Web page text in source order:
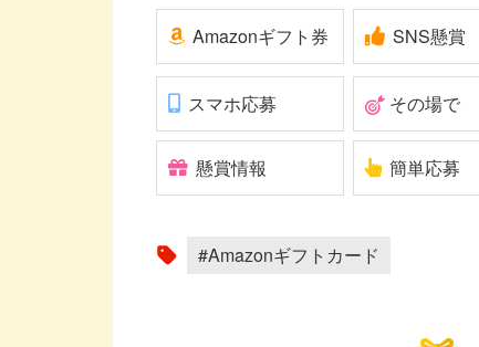
Amazonギフト券 SNS懸賞
スマホ応募 その場で
懸賞情報 簡単応募
#Amazonギフトカード